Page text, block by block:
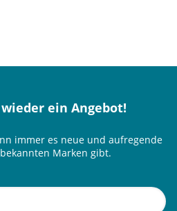
ein Angebot!
immer es neue und aufregende
Marken gibt.